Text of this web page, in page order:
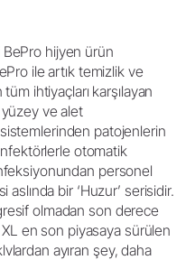
hijyen ürün
ile artık temizlik ve
ihtiyaçları karşılayan
ve alet
patojenlerin
otomatik
personel
bir ‘Huzur’ serisidir.
olmadan son derece
en son piyasaya sürülen
ayıran şey, daha